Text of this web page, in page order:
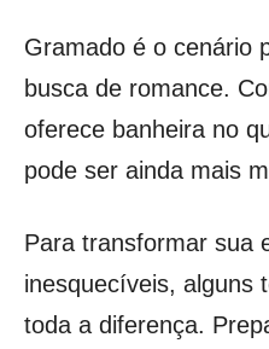
Gramado é o cenário
busca de romance.
oferece banheira no
pode ser ainda mais
Para transformar sua
inesquecíveis, alguns
toda a diferença.